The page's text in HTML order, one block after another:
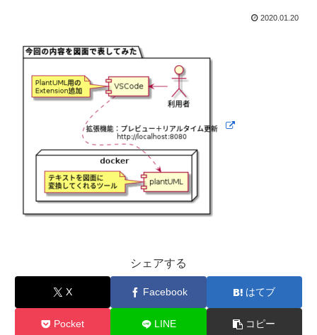
2020.01.20
シェアする
X Facebook はてブ
Pocket LINE コピー